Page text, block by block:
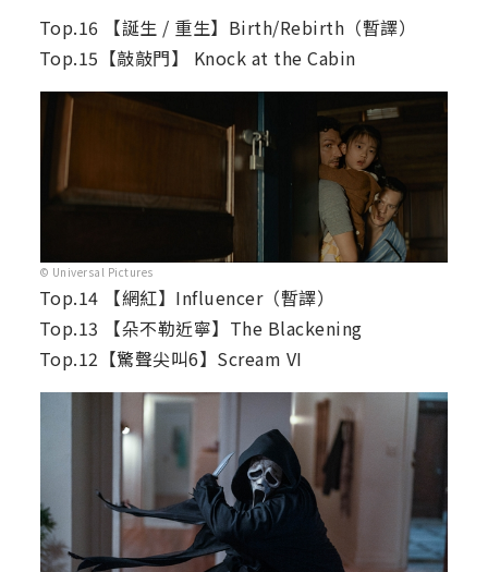
Top.16 【誕生 / 重生】Birth/Rebirth（暫譯）
Top.15【敲敲門】 Knock at the Cabin
© Universal Pictures
Top.14 【網紅】Influencer（暫譯）
Top.13 【朵不勒近寧】The Blackening
Top.12【驚聲尖叫6】Scream VI